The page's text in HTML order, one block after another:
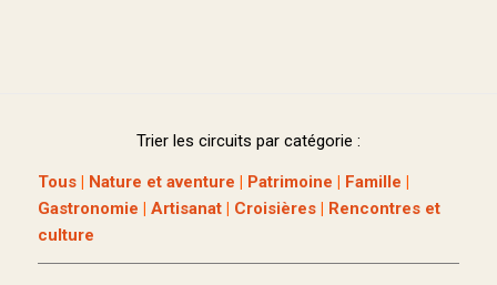
Trier les circuits par catégorie :
Tous| Nature et aventure | Patrimoine | Famille |
Gastronomie | Artisanat| Croisières | Rencontres et
culture